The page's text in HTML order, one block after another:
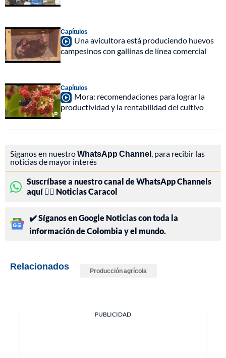
Capítulos
Una avicultora está produciendo huevos
campesinos con gallinas de línea comercial
Capítulos
Mora: recomendaciones para lograr la
productividad y la rentabilidad del cultivo
Síganos en nuestroWhatsApp Channel, para recibir las
noticias de mayor interés
Suscríbase a nuestro canal de WhatsApp Channels
aquí 👉🏻 Noticias Caracol
✔️ Síganos en Google Noticias con toda la
información de Colombia y el mundo.
Relacionados Producción agrícola
PUBLICIDAD